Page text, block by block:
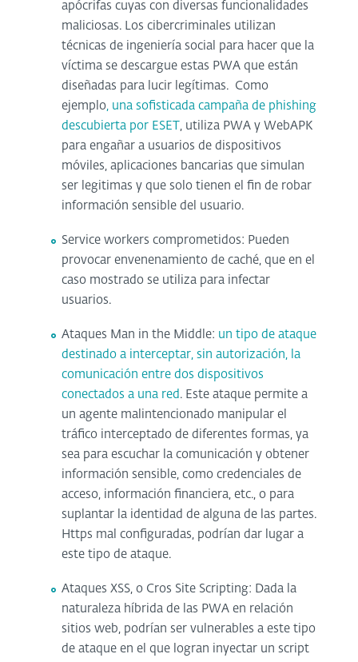
apócrifas cuyas con diversas funcionalidades
maliciosas. Los cibercriminales utilizan
técnicas de ingeniería social para hacer que la
víctima se descargue estas PWA que están
diseñadas para lucir legítimas. Como
ejemplo, una sofisticada campaña de phishing
descubierta por ESET , utiliza PWA y WebAPK
para engañar a usuarios de dispositivos
móviles, aplicaciones bancarias que simulan
ser legitimas y que solo tienen el fin de robar
información sensible del usuario.
Service workers comprometidos: Pueden
provocar envenenamiento de caché, que en el
caso mostrado se utiliza para infectar
usuarios.
Ataques Man in the Middle: un tipo de ataque
destinado a interceptar, sin autorización, la
comunicación entre dos dispositivos
conectados a una red . Este ataque permite a
un agente malintencionado manipular el
tráfico interceptado de diferentes formas, ya
sea para escuchar la comunicación y obtener
información sensible, como credenciales de
acceso, información financiera, etc., o para
suplantar la identidad de alguna de las partes.
Https mal configuradas, podrían dar lugar a
este tipo de ataque.
Ataques XSS, o Cros Site Scripting: Dada la
naturaleza híbrida de las PWA en relación
sitios web, podrían ser vulnerables a este tipo
de ataque en el que logran inyectar un script